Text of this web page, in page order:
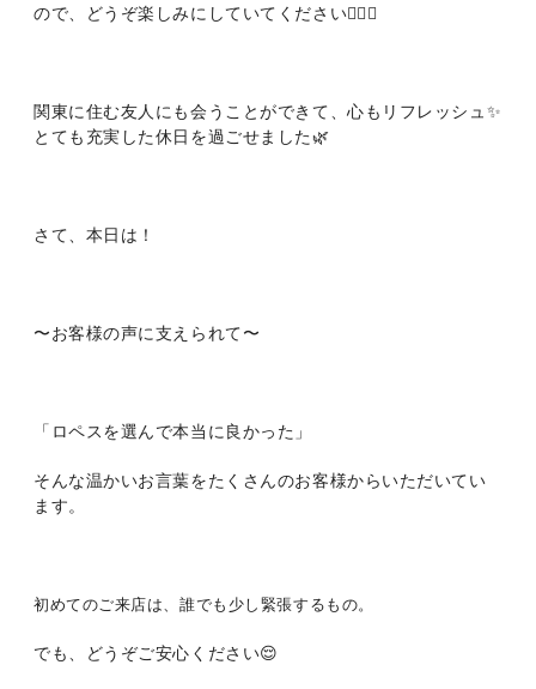
ので、どうぞ楽しみにしていてください🙂‍↕️✨
関東に住む友人にも会うことができて、心もリフレッシュ✨
とても充実した休日を過ごせました🌿
さて、本日は！
〜お客様の声に支えられて〜
「ロペスを選んで本当に良かった」
そんな温かいお言葉をたくさんのお客様からいただいてい
ます。
初めてのご来店は、誰でも少し緊張するもの。
でも、どうぞご安心ください😌